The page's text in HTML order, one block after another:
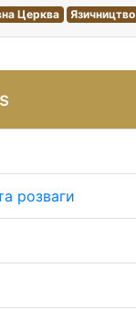
Церква Язичництво
розваги